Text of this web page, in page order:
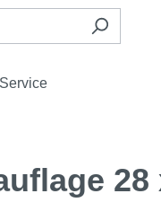
Service
28